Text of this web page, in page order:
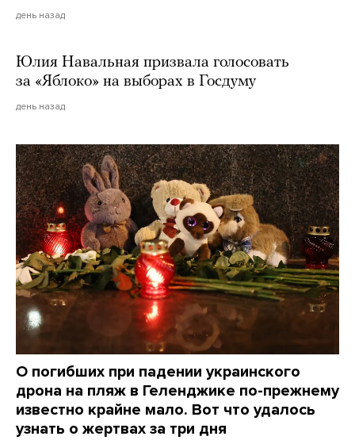
день назад
Юлия Навальная призвала голосовать
за «Яблоко» на выборах в Госдуму
день назад
О погибших при падении украинского
дрона на пляж в Геленджике по-прежнему
известно крайне мало. Вот что удалось
узнать о жертвах за три дня